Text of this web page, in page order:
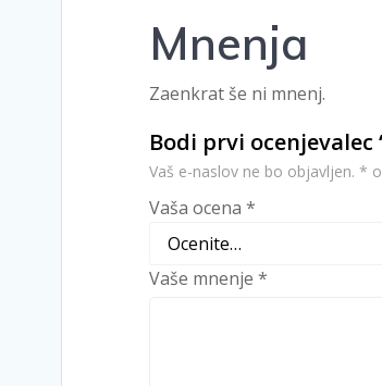
Mnenja
Zaenkrat še ni mnenj.
Bodi prvi ocenjevalec
Vaš e-naslov ne bo objavljen. *
Vaša ocena *
Vaše mnenje *